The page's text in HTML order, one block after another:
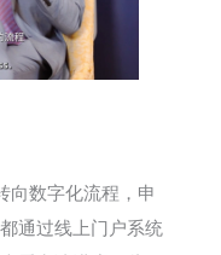
向数字化流程，申
通过线上门户系统